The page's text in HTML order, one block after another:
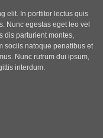
elit. In porttitor lectus quis
Nunc egestas eget leo vel
dis parturient montes,
sociis natoque penatibus et
Nunc rutrum dui ipsum,
interdum.